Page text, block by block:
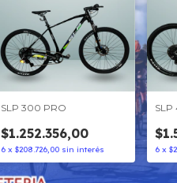
SLP 300 PRO
$1.252.356,00
6 x $208.726,00 sin interés 6 x